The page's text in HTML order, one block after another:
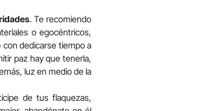
. Te recomiendo
o egocéntricos,
con dedicarse tiempo a
paz hay que tenerla,
luz en medio de la
de tus flaquezas,